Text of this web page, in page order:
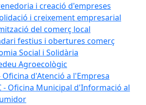
i creació d'empreses
i creixement empresarial
del comerç local
festius i obertures comerç
Social i Solidària
Agroecològic
Oficina d'Atenció a l'Empresa
- Oficina Municipal d'Informació al